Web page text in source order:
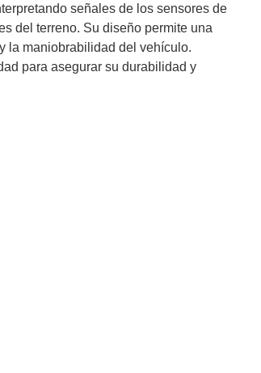
señales de los sensores de
del terreno. Su diseño permite una
la maniobrabilidad del vehículo.
para asegurar su durabilidad y